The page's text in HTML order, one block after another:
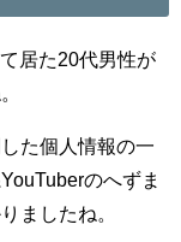
居た20代男性が
た個人情報の一
のへずま
ましたね。